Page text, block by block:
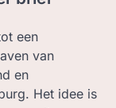
een
van
en
Het idee is